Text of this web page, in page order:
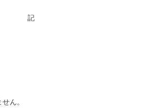
記
ん。